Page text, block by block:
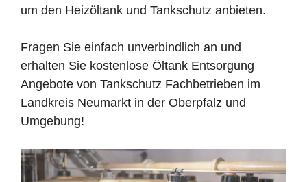
um den Heizöltank und Tankschutz anbieten.
Fragen Sie einfach unverbindlich an und
erhalten Sie kostenlose Öltank Entsorgung
Angebote von Tankschutz Fachbetrieben im
Landkreis Neumarkt in der Oberpfalz und
Umgebung!